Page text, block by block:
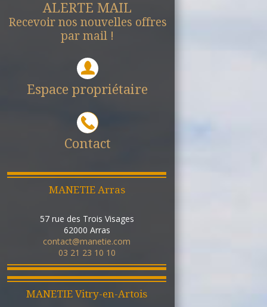
ALERTE MAIL
Recevoir nos nouvelles offres
par mail !
Espace propriétaire
Contact
MANETIE Arras
57 rue des Trois Visages
62000 Arras
contact@manetie.com
03 21 23 10 10
MANETIE Vitry-en-Artois